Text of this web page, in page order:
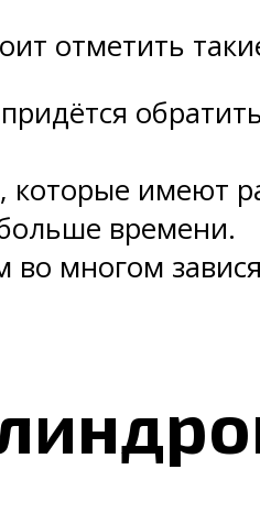
отметить
имеют
времени.
во многом